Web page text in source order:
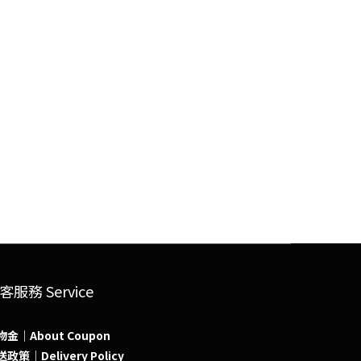
服務 Service
金｜About Coupon
政策｜Delivery Policy